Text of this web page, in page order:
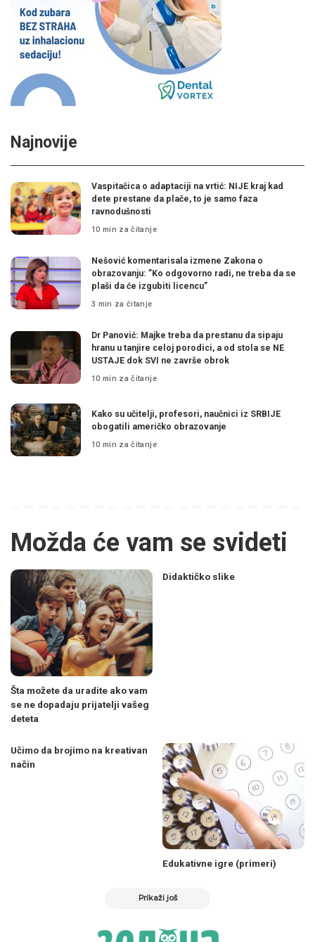
Najnovije
Vaspitačica o adaptaciji na vrtić: NIJE kraj kad
dete prestane da plače, to je samo faza
ravnodušnosti
10 min za čitanje
Nešović komentarisala izmene Zakona o
obrazovanju: ”Ko odgovorno radi, ne treba da se
plaši da će izgubiti licencu”
3 min za čitanje
Dr Panović: Majke treba da prestanu da sipaju
hranu u tanjire celoj porodici, a od stola se NE
USTAJE dok SVI ne završe obrok
10 min za čitanje
Kako su učitelji, profesori, naučnici iz SRBIJE
obogatili američko obrazovanje
10 min za čitanje
Možda će vam se svideti
Šta možete da uradite ako vam
se ne dopadaju prijatelji vašeg
deteta
Didaktičko slike
Učimo da brojimo na kreativan
način
Edukativne igre (primeri)
Prikaži još